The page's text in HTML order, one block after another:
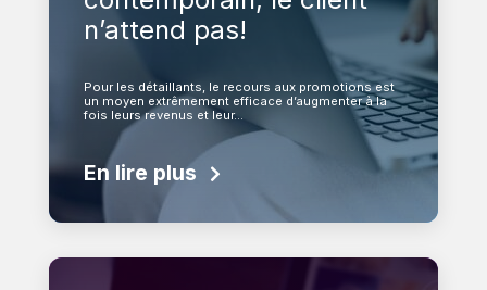
n’attend pas!
Pour les détaillants, le recours aux promotions est
un moyen extrêmement efficace d’augmenter à la
fois leurs revenus et leur…
En lire plus
En savoir plus